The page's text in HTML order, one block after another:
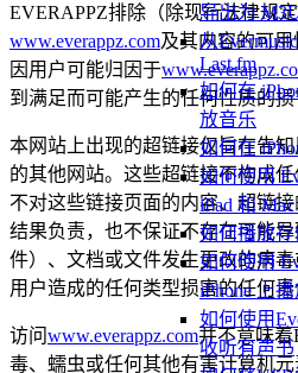
导出为
从
Last.fm
如何在
放音乐
如何在
如何使用
iPad 和
如何播放存
如何使用
iPhone 上
如何使用
收听有声书
EVERAPPZ排除（除现行法律规
www.everappz.com及其内容的可
因用户可能归因于
到满足而可能产生的任何性质的
本网站上出现的超链接仅旨在告
的其他网站。这些超链接不构成
不对这些链接页面的内容、超链
结果负责，也不保证不存在可能
件）、文档或文件发生更改的病
用户造成的任何类型损害的任何
访问www.everappz.com并不意味着
毒、蠕虫或任何其他有害计算机